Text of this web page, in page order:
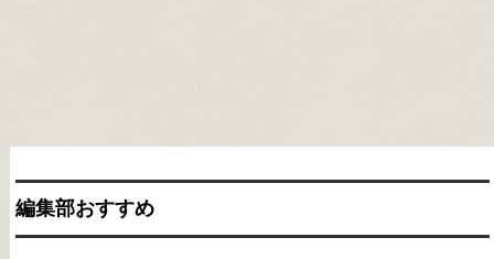
編集部おすすめ